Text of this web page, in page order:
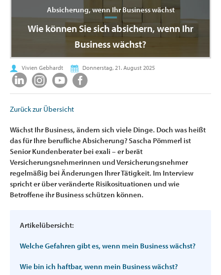
Absicherung, wenn Ihr Business wächst
Wie können Sie sich absichern, wenn Ihr
Business wächst?
Vivien Gebhardt Donnerstag, 21. August 2025
Zurück zur Übersicht
Wächst Ihr Business, ändern sich viele Dinge. Doch was heißt
das für Ihre berufliche Absicherung? Sascha Pömmerl ist
Senior Kundenberater bei exali – er berät
Versicherungsnehmerinnen und Versicherungsnehmer
regelmäßig bei Änderungen Ihrer Tätigkeit. Im Interview
spricht er über veränderte Risikosituationen und wie
Betroffene ihr Business schützen können.
Artikelübersicht:
Welche Gefahren gibt es, wenn mein Business wächst?
Wie bin ich haftbar, wenn mein Business wächst?